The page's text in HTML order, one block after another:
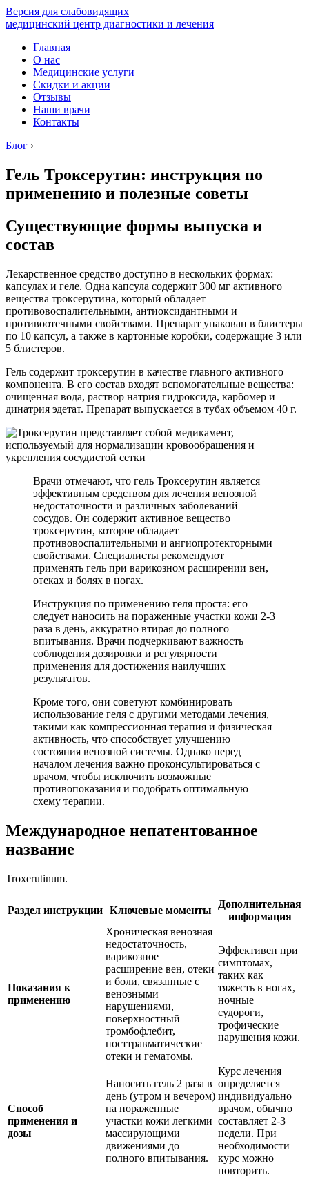
Версия для слабовидящих
медицинский центр диагностики и лечения
Главная
О нас
Медицинские услуги
Скидки и акции
Отзывы
Наши врачи
Контакты
Блог ›
Гель Троксерутин: инструкция по
применению и полезные советы
Существующие формы выпуска и
состав
Лекарственное средство доступно в нескольких формах:
капсулах и геле. Одна капсула содержит 300 мг активного
вещества троксерутина, который обладает
противовоспалительными, антиоксидантными и
противоотечными свойствами. Препарат упакован в блистеры
по 10 капсул, а также в картонные коробки, содержащие 3 или
5 блистеров.
Гель содержит троксерутин в качестве главного активного
компонента. В его состав входят вспомогательные вещества:
очищенная вода, раствор натрия гидроксида, карбомер и
динатрия эдетат. Препарат выпускается в тубах объемом 40 г.
Врачи отмечают, что гель Троксерутин является
эффективным средством для лечения венозной
недостаточности и различных заболеваний
сосудов. Он содержит активное вещество
троксерутин, которое обладает
противовоспалительными и ангиопротекторными
свойствами. Специалисты рекомендуют
применять гель при варикозном расширении вен,
отеках и болях в ногах.
Инструкция по применению геля проста: его
следует наносить на пораженные участки кожи 2-3
раза в день, аккуратно втирая до полного
впитывания. Врачи подчеркивают важность
соблюдения дозировки и регулярности
применения для достижения наилучших
результатов.
Кроме того, они советуют комбинировать
использование геля с другими методами лечения,
такими как компрессионная терапия и физическая
активность, что способствует улучшению
состояния венозной системы. Однако перед
началом лечения важно проконсультироваться с
врачом, чтобы исключить возможные
противопоказания и подобрать оптимальную
схему терапии.
Международное непатентованное
название
Troxerutinum.
Раздел инструкции Ключевые моменты
Дополнительная
информация
Показания к
применению
Хроническая венозная
недостаточность,
варикозное
расширение вен, отеки
и боли, связанные с
венозными
нарушениями,
поверхностный
тромбофлебит,
посттравматические
отеки и гематомы.
Эффективен при
симптомах,
таких как
тяжесть в ногах,
ночные
судороги,
трофические
нарушения кожи.
Способ
применения и
дозы
Наносить гель 2 раза в
день (утром и вечером)
на пораженные
участки кожи легкими
массирующими
движениями до
полного впитывания.
Курс лечения
определяется
индивидуально
врачом, обычно
составляет 2-3
недели. При
необходимости
курс можно
повторить.